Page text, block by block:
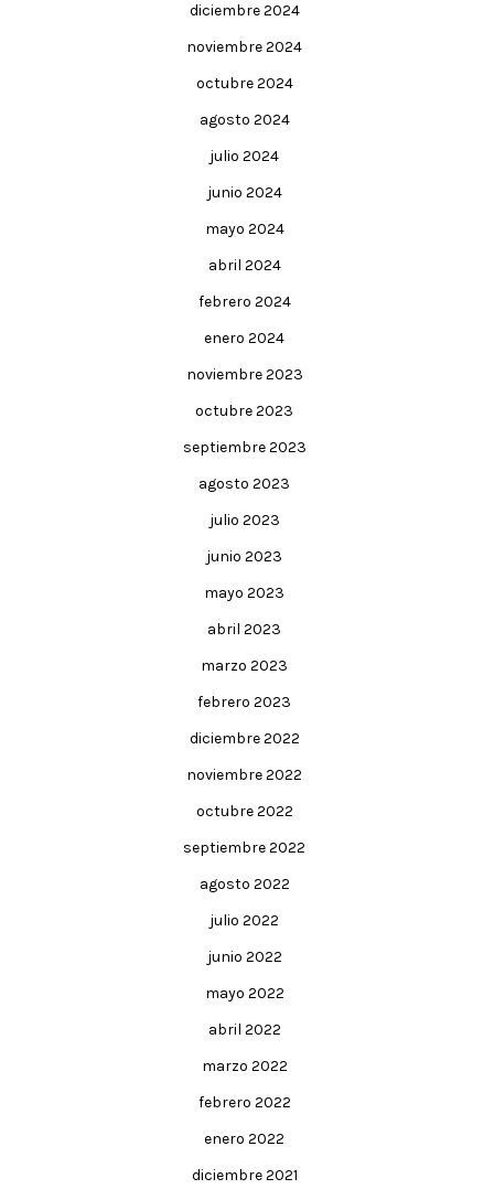
diciembre 2024
noviembre 2024
octubre 2024
agosto 2024
julio 2024
junio 2024
mayo 2024
abril 2024
febrero 2024
enero 2024
noviembre 2023
octubre 2023
septiembre 2023
agosto 2023
julio 2023
junio 2023
mayo 2023
abril 2023
marzo 2023
febrero 2023
diciembre 2022
noviembre 2022
octubre 2022
septiembre 2022
agosto 2022
julio 2022
junio 2022
mayo 2022
abril 2022
marzo 2022
febrero 2022
enero 2022
diciembre 2021